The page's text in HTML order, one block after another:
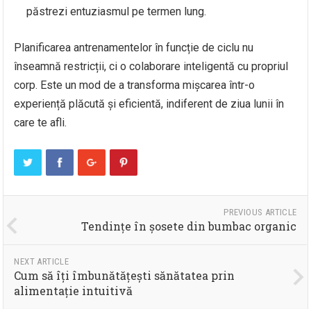
păstrezi entuziasmul pe termen lung.
Planificarea antrenamentelor în funcție de ciclu nu
înseamnă restricții, ci o colaborare inteligentă cu propriul
corp. Este un mod de a transforma mișcarea într-o
experiență plăcută și eficientă, indiferent de ziua lunii în
care te afli.
PREVIOUS ARTICLE
Tendințe în șosete din bumbac organic
NEXT ARTICLE
Cum să îți îmbunătățești sănătatea prin
alimentație intuitivă